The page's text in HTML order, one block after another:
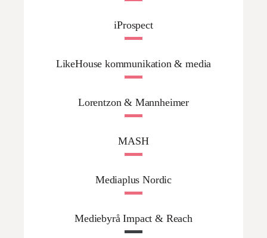
iProspect
LikeHouse kommunikation & media
Lorentzon & Mannheimer
MASH
Mediaplus Nordic
Mediebyrå Impact & Reach